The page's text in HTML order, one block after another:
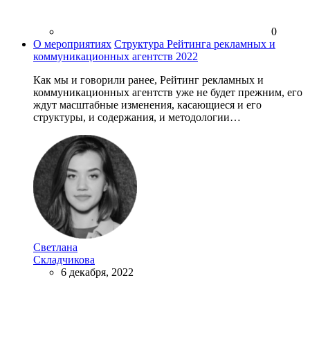
0
О мероприятиях Структура Рейтинга рекламных и
коммуникационных агентств 2022
Как мы и говорили ранее, Рейтинг рекламных и
коммуникационных агентств уже не будет прежним, его
ждут масштабные изменения, касающиеся и его
структуры, и содержания, и методологии…
Светлана
Складчикова
6 декабря, 2022